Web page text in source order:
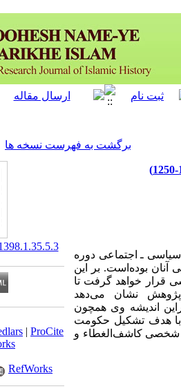
برگشت به فهرست نسخه ها
ـ اجتماعی دوره
آنان بوده است. بر این
قرار خواهد گرفت تا
نشان می‌دهد
اندیشه وی همچون
هدف تشکیل حکومت
شخصی کاشف‌الغطاء و
| ProCite
RefWorks